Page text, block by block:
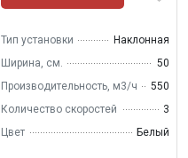
Тип установки
Наклонная
Ширина, см.
50
Производительность, м3/ч
550
Количество скоростей
3
Цвет
Белый